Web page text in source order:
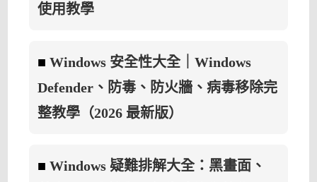
使用教學
■Windows 安全性大全｜Windows
Defender、防毒、防火牆、病毒移除完
整教學（2026 最新版）
■Windows 疑難排解大全：黑畫面、